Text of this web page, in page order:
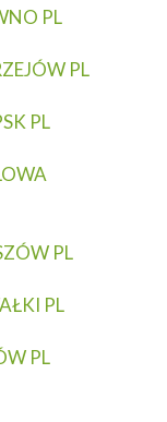
PL
PL
PL
PL
PL
PL